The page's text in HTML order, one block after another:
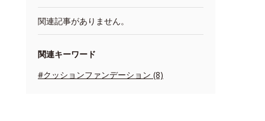
関連記事がありません。
関連キーワード
#クッションファンデーション (8)